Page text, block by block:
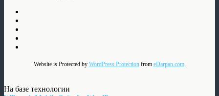
Website is Protected by WordPress Protectionfrom eDarpan.com.
На базе технологии